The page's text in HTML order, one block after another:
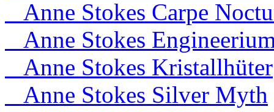
Anne Stokes Carpe
Anne Stokes
Anne Stokes Kristallhüter
Anne Stokes Silver Myth